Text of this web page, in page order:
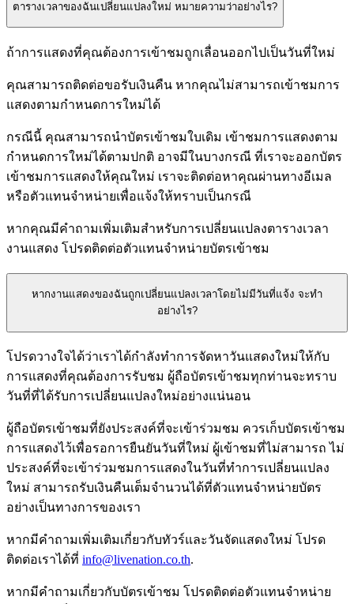
ตารางเวลาของฉันเปลี่ยนแปลงใหม่ หมายความว่าอย่างไร?
ถ้าการแสดงที่คุณต้องการเข้าชมถูกเลื่อนออกไปเป็นวันที่ใหม่
คุณสามารถติดต่อขอรับเงินคืน หากคุณไม่สามารถเข้าชมการ
แสดงตามกำหนดการใหม่ได้
กรณีนี้ คุณสามารถนำบัตรเข้าชมใบเดิม เข้าชมการแสดงตาม
กำหนดการใหม่ได้ตามปกติ อาจมีในบางกรณี ที่เราจะออกบัตร
เข้าชมการแสดงให้คุณใหม่ เราจะติดต่อหาคุณผ่านทางอีเมล
หรือตัวแทนจำหน่ายเพื่อแจ้งให้ทราบเป็นกรณี
หากคุณมีคำถามเพิ่มเติมสำหรับการเปลี่ยนแปลงตารางเวลา
งานแสดง โปรดติดต่อตัวแทนจำหน่ายบัตรเข้าชม
หากงานแสดงของฉันถูกเปลี่ยนแปลงเวลาโดยไม่มีวันที่แจ้ง จะทำ
อย่างไร?
โปรดวางใจได้ว่าเราได้กำลังทำการจัดหาวันแสดงใหม่ให้กับ
การแสดงที่คุณต้องการรับชม ผู้ถือบัตรเข้าชมทุกท่านจะทราบ
วันที่ที่ได้รับการเปลี่ยนแปลงใหม่อย่างแน่นอน
ผู้ถือบัตรเข้าชมที่ยังประสงค์ที่จะเข้าร่วมชม ควรเก็บบัตรเข้าชม
การแสดงไว้เพื่อรอการยืนยันวันที่ใหม่ ผู้เข้าชมที่ไม่สามารถ ไม่
ประสงค์ที่จะเข้าร่วมชมการแสดงในวันที่ทำการเปลี่ยนแปลง
ใหม่ สามารถรับเงินคืนเต็มจำนวนได้ที่ตัวแทนจำหน่ายบัตร
อย่างเป็นทางการของเรา
หากมีคำถามเพิ่มเติมเกี่ยวกับทัวร์และวันจัดแสดงใหม่ โปรด
ติดต่อเราได้ที่ info@livenation.co.th.
หากมีคำถามเกี่ยวกับบัตรเข้าชม โปรดติดต่อตัวแทนจำหน่าย